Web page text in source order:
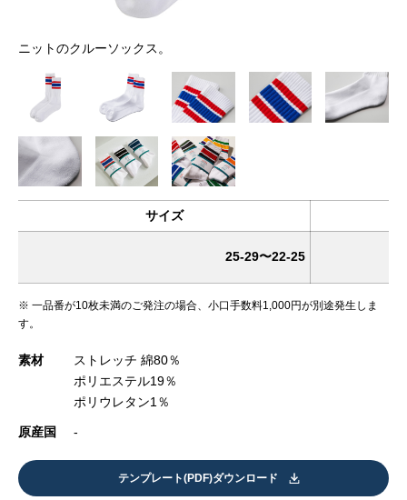
ニットのクルーソックス。
サイズ
25-29〜22-25
※ 一品番が10枚未満のご発注の場合、小口手数料1,000円が別途発生しま
す。
素材
ストレッチ 綿80％
ポリエステル19％
ポリウレタン1％
原産国 -
テンプレート(PDF)ダウンロード